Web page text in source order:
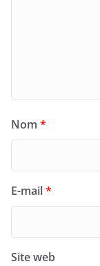
Nom *
E-mail*
Site web